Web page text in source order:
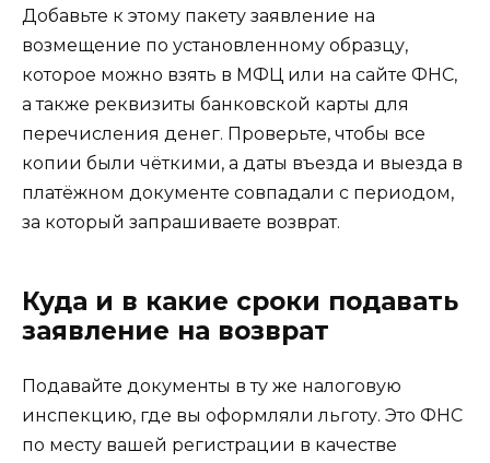
Добавьте к этому пакету заявление на
возмещение по установленному образцу,
которое можно взять в МФЦ или на сайте ФНС,
а также реквизиты банковской карты для
перечисления денег. Проверьте, чтобы все
копии были чёткими, а даты въезда и выезда в
платёжном документе совпадали с периодом,
за который запрашиваете возврат.
Куда и в какие сроки подавать
заявление на возврат
Подавайте документы в ту же налоговую
инспекцию, где вы оформляли льготу. Это ФНС
по месту вашей регистрации в качестве